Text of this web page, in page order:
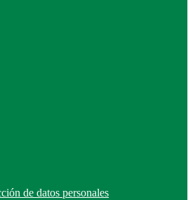
de datos personales